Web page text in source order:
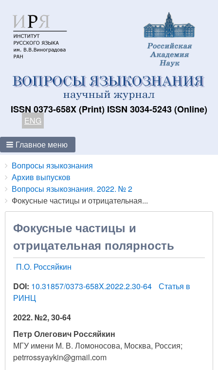
ISSN 0373-658X (Print) ISSN 3034-5243 (Online)
ENG
Главное меню
Breadcrumbs
You
are
here:
Вопросы языкознания
Архив выпусков
Вопросы языкознания. 2022. № 2
Фокусные частицы и отрицательная...
Фокусные частицы и
отрицательная полярность
П.О. Россяйкин
DOI: 10.31857/0373-658X.2022.2.30-64
Статья в
РИНЦ
2022. №2, 30-64
Петр Олегович Россяйкин
МГУ имени М. В. Ломоносова, Москва, Россия;
petrrossyaykin@gmail.com